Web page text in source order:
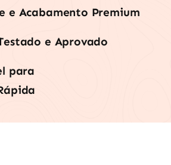
e Acabamento Premium
e Aprovado
para